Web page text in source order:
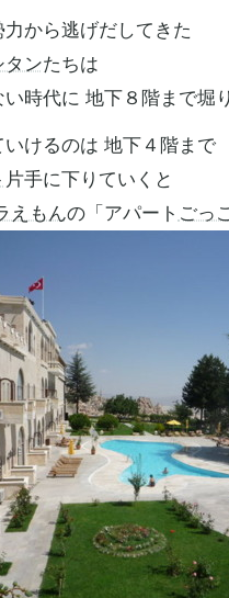
力から逃げだしてきた
タンたちは
い時代に 地下８階まで堀
いけるのは 地下４階まで
片手に下りていくと
えもんの「アパート ごっ